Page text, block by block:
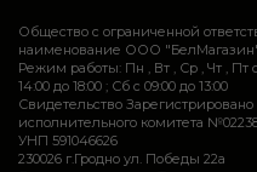
Общество с ограниченной
наименование ООО
Режим работы: Пн , Вт , Ср , Чт , Пт c
14:00 до 18:00 ; Сб c 09:00 до 13:00
Свидетельство
исполнительного комитета
УНП 591046626
230026 г.Гродно ул. Победы 22а